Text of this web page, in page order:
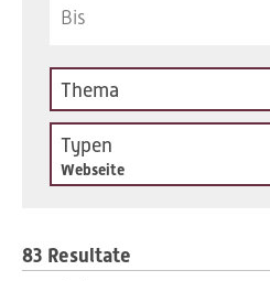
Thema
Typen
Webseite
83 Resultate